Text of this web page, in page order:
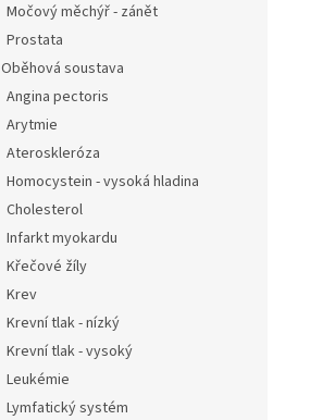
Močový měchýř - zánět
Prostata
Oběhová soustava
Angina pectoris
Arytmie
Ateroskleróza
Homocystein - vysoká hladina
Cholesterol
Infarkt myokardu
Křečové žíly
Krev
Krevní tlak - nízký
Krevní tlak - vysoký
Leukémie
Lymfatický systém